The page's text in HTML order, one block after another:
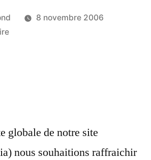
8 novembre 2006
sur
globale de notre site
nous souhaitions raffraichir